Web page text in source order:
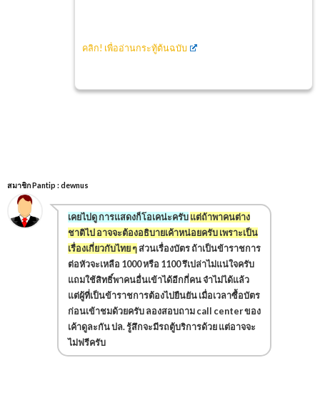
คลิก! เพื่ออ่านกระทู้ต้นฉบับ
สมาชิก Pantip : dewnus
เคยไปดู การแสดงก็โอเคน่ะครับ แต่ถ้าพาคนต่าง
ชาติไป อาจจะต้องอธิบายเค้าหน่อยครับ เพราะเป็น
เรื่องเกี่ยวกับไทย ๆส่วนเรื่องบัตร ถ้าเป็นข้าราชการ
ต่อหัวจะเหลือ 1000 หรือ 1100 รึเปล่าไม่แน่ใจครับ
แถมใช้สิทธิ์พาคนอื่นเข้าได้อีกกี่คน จำไม่ได้แล้ว
แต่ผู้ที่เป็นข้าราชการต้องไปยืนยัน เมื่อเวลาซื้อบัตร
ก่อนเข้าชมด้วยครับ ลองสอบถาม call centerของ
เค้าดูละกัน ปล. รู้สึกจะมีรถตู้บริการด้วย แต่อาจจะ
ไม่ฟรีครับ